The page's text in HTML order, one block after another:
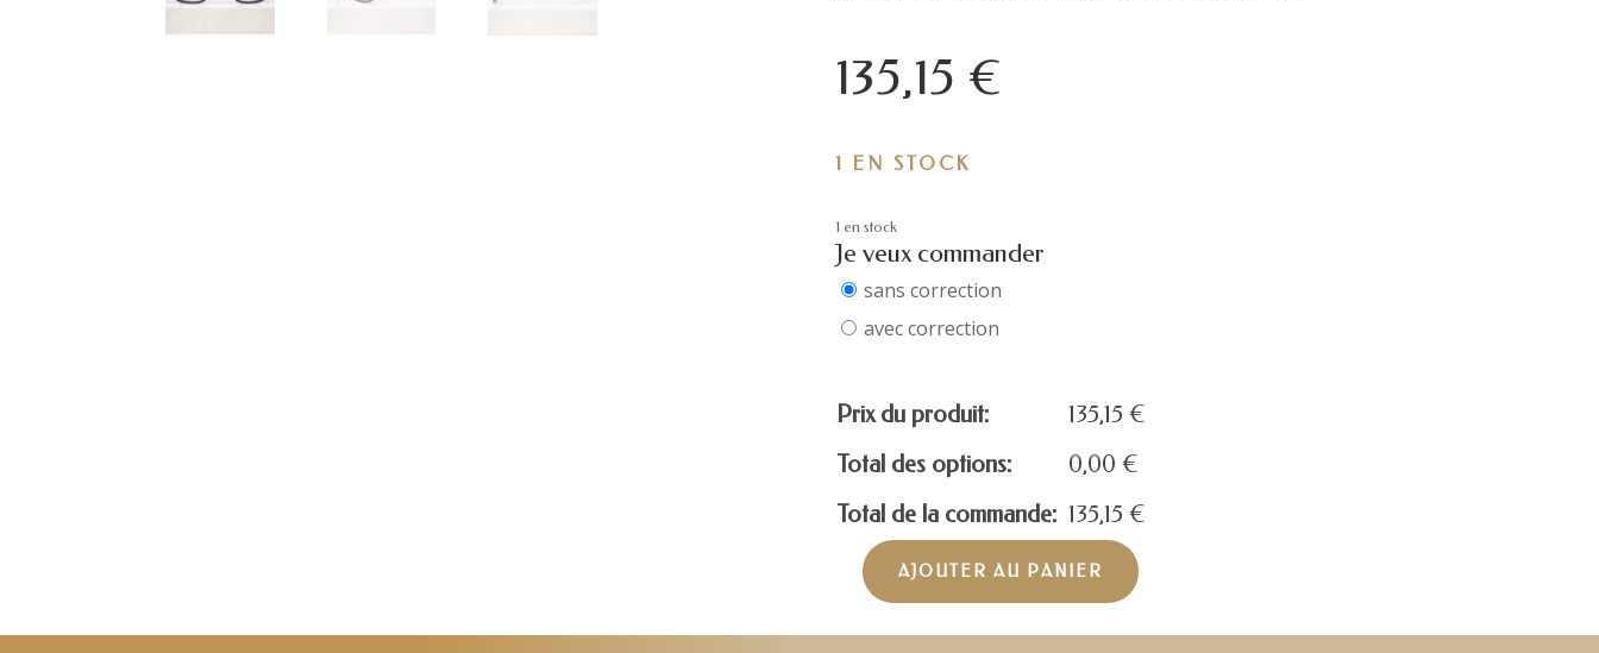
135,15 €
1 EN STOCK
1 en stock
Je veux commander
sans correction
avec correction
Prix du produit: 135,15 €
Total des options:
0,00 €
Total de la commande: 135,15 €
quantité
MARC
AJOUTER AU PANIER